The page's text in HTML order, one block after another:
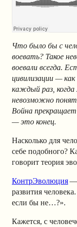
Что было бы с
воевать? Такое
воевали всегда.
цивилизации —
каждый раз,
невозможно
Война
— это конец.
Насколько для
себе подобного?
говорит теория
КонтрЭволюция—
развития
если бы не…?».
Кажется, с